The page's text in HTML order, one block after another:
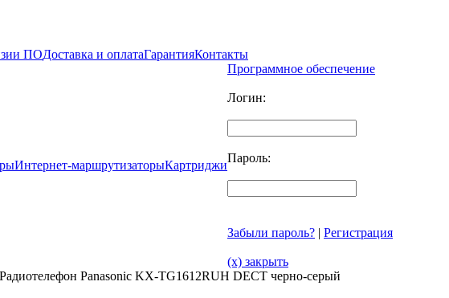
ПОДоставка и оплатаГарантияКонтакты
Интернет-маршрутизаторыКартриджи
Программное обеспечение
Логин:
Пароль:
Забыли пароль? | Регистрация
(x) закрыть
Panasonic KX-TG1612RUH DECT черно-серый